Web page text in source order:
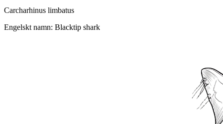
Carcharhinus limbatus
Engelskt namn: Blacktip shark